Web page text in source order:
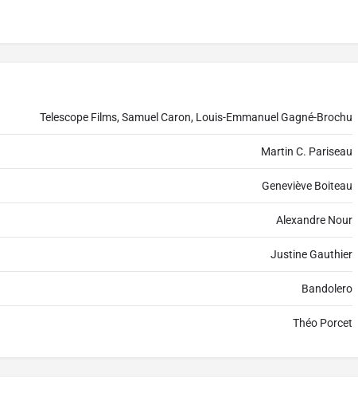
Telescope Films, Samuel Caron, Louis-Emmanuel Gagné-Brochu
Martin C. Pariseau
‍Geneviève Boiteau
Alexandre Nour
Justine Gauthier
Bandolero
‍Théo Porcet